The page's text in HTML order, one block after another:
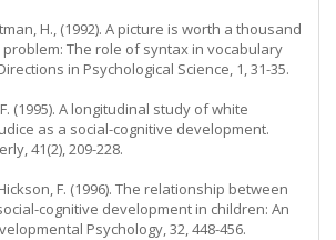
H., (1992). A picture is worth a thousand
The role of syntax in vocabulary
in Psychological Science, 1, 31-35.
(1995). A longitudinal study of white
as a social-cognitive development.
41(2), 209-228.
F. (1996). The relationship between
cognitive development in children: An
Psychology, 32, 448-456.